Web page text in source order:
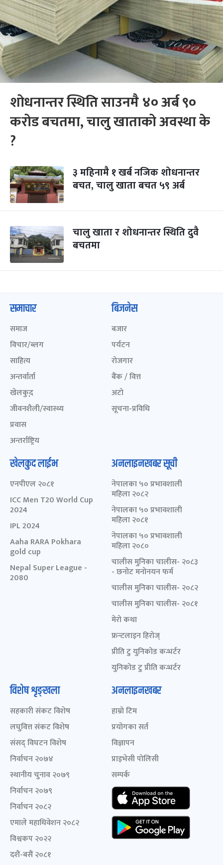
शोधनान्तर स्थिति साउनमै ४० अर्ब ९०
करोड बचतमा, चालु खाताको अवस्था के
?
३ महिनामै १ खर्ब नजिक शोधनान्तर
बचत, चालु खाता बचत ५९ अर्ब
चालु खाता र शोधनान्तर स्थिति दुवै
बचतमा
समाचार
समाज
विचार/ब्लग
साहित्य
अन्तर्वार्ता
खेलकुद़़
जीवनशैली/स्वास्थ्य
प्रवास
अन्तर्राष्ट्रिय
बिजनेस
बजार
पर्यटन
रोजगार
बैंक / वित्त
अटो
सूचना-प्रविधि
खेलकुद लाईभ
एनपीएल २०८१
ICC Men T20 World Cup
2024
IPL 2024
Aaha RARA Pokhara
gold cup
Nepal Super League -
2080
अनलाइनखबर सूची
नेपालका ५० प्रभावशाली
महिला २०८२
नेपालका ५० प्रभावशाली
महिला २०८१
नेपालका ५० प्रभावशाली
महिला २०८०
चालीस मुनिका चालीस- २०८३
- छनोट मनोनयन फर्म
चालीस मुनिका चालीस- २०८२
चालीस मुनिका चालीस- २०८१
मेरो कथा
फ्रन्टलाइन हिरोज्
प्रीति टु युनिकोड कन्भर्टर
युनिकोड टु प्रीति कन्भर्टर
विशेष शृङ्खला
सहकारी संकट विशेष
लघुवित्त संकट विशेष
संसद् विघटन विशेष
निर्वाचन २०७४
स्थानीय चुनाव २०७९
निर्वाचन २०७९
निर्वाचन २०८२
एमाले महाधिवेशन २०८२
विश्वकप २०२२
दशैं-बसैं २०८१
अनलाइनखबर
हाम्रो टिम
प्रयोगका सर्त
विज्ञापन
प्राइभेसी पोलिसी
सम्पर्क